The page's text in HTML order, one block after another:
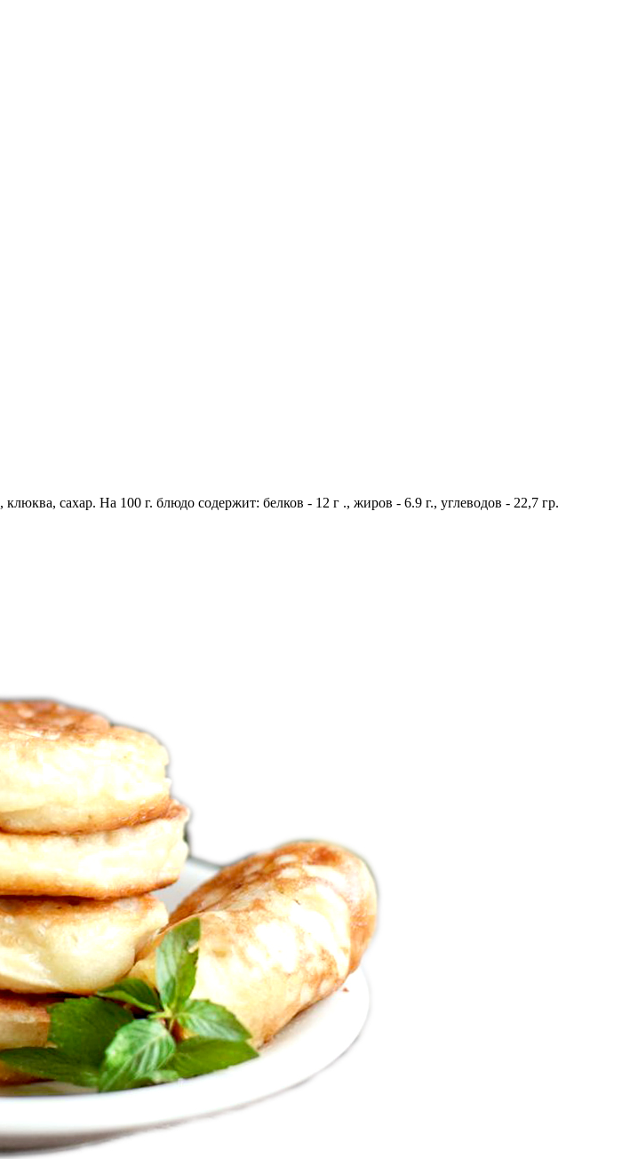
сахар. На 100 г. блюдо содержит: белков - 12 г ., жиров - 6.9 г., углеводов - 22,7 гр.